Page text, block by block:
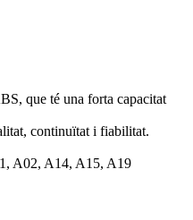
que té una forta capacitat
continuïtat i fiabilitat.
A02, A14, A15, A19